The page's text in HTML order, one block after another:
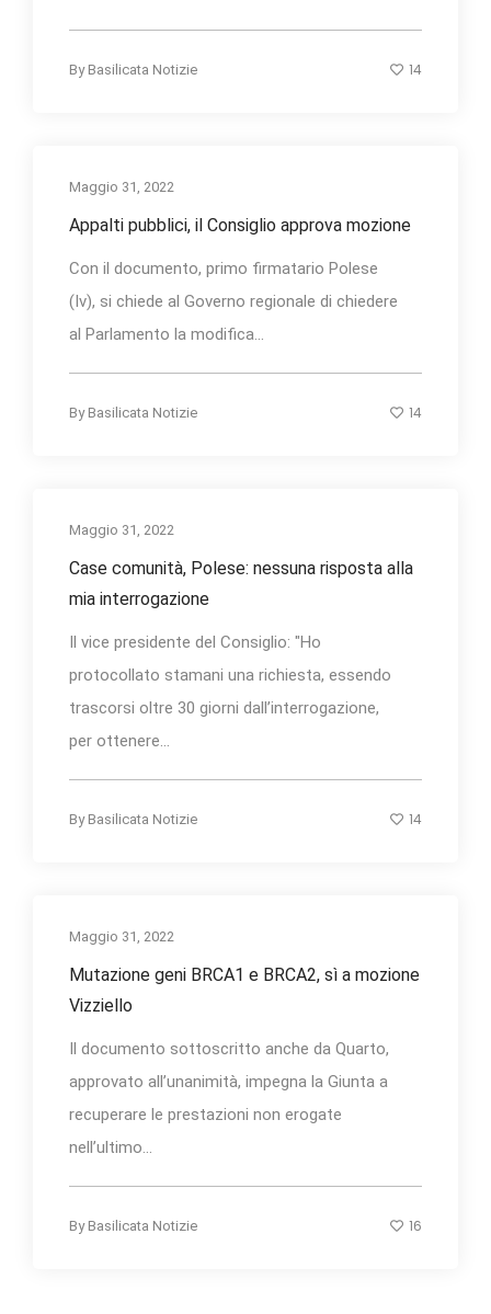
By Basilicata Notizie 14
Maggio 31, 2022
Appalti pubblici, il Consiglio approva mozione
Con il documento, primo firmatario Polese
(Iv), si chiede al Governo regionale di chiedere
al Parlamento la modifica...
By Basilicata Notizie 14
Maggio 31, 2022
Case comunità, Polese: nessuna risposta alla
mia interrogazione
Il vice presidente del Consiglio: "Ho
protocollato stamani una richiesta, essendo
trascorsi oltre 30 giorni dall’interrogazione,
per ottenere...
By Basilicata Notizie 14
Maggio 31, 2022
Mutazione geni BRCA1 e BRCA2, sì a mozione
Vizziello
Il documento sottoscritto anche da Quarto,
approvato all’unanimità, impegna la Giunta a
recuperare le prestazioni non erogate
nell’ultimo...
By Basilicata Notizie 16